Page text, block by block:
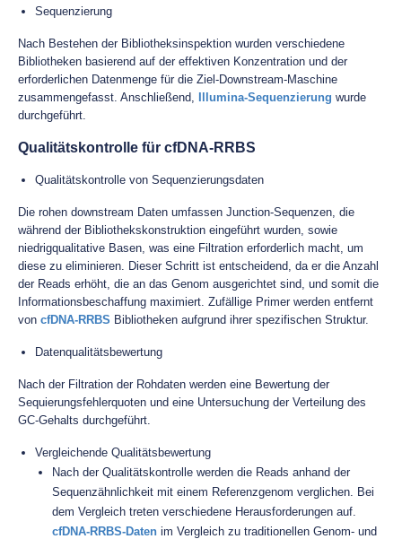
Sequenzierung
Nach Bestehen der Bibliotheksinspektion wurden verschiedene
Bibliotheken basierend auf der effektiven Konzentration und der
erforderlichen Datenmenge für die Ziel-Downstream-Maschine
zusammengefasst. Anschließend,
Illumina-Sequenzierung wurde
durchgeführt.
Qualitätskontrolle für cfDNA-RRBS
Qualitätskontrolle von Sequenzierungsdaten
Die rohen downstream Daten umfassen Junction-Sequenzen, die
während der Bibliothekskonstruktion eingeführt wurden, sowie
niedrigqualitative Basen, was eine Filtration erforderlich macht, um
diese zu eliminieren. Dieser Schritt ist entscheidend, da er die Anzahl
der Reads erhöht, die an das Genom ausgerichtet sind, und somit die
Informationsbeschaffung maximiert. Zufällige Primer werden entfernt
von cfDNA-RRBS Bibliotheken aufgrund ihrer spezifischen Struktur.
Datenqualitätsbewertung
Nach der Filtration der Rohdaten werden eine Bewertung der
Sequierungsfehlerquoten und eine Untersuchung der Verteilung des
GC-Gehalts durchgeführt.
Vergleichende Qualitätsbewertung
Nach der Qualitätskontrolle werden die Reads anhand der
Sequenzähnlichkeit mit einem Referenzgenom verglichen. Bei
dem Vergleich treten verschiedene Herausforderungen auf.
cfDNA-RRBS-Daten im Vergleich zu traditionellen Genom- und